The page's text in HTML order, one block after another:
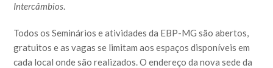
Intercâmbios.
Todos os Seminários e atividades da EBP-MG são abertos,
gratuitos e as vagas se limitam aos espaços disponíveis em
cada local onde são realizados. O endereço da nova sede da